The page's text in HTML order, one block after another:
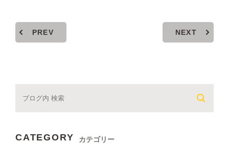
PREV NEXT
CATEGORY カテゴリー